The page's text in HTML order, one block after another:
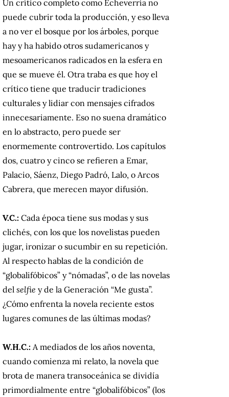
Un crítico completo como Echeverría no
puede cubrir toda la producción, y eso lleva
a no ver el bosque por los árboles, porque
hay y ha habido otros sudamericanos y
mesoamericanos radicados en la esfera en
que se mueve él. Otra traba es que hoy el
crítico tiene que traducir tradiciones
culturales y lidiar con mensajes cifrados
innecesariamente. Eso no suena dramático
en lo abstracto, pero puede ser
enormemente controvertido. Los capítulos
dos, cuatro y cinco se refieren a Emar,
Palacio, Sáenz, Diego Padró, Lalo, o Arcos
Cabrera, que merecen mayor difusión.
V.C.: Cada época tiene sus modas y sus
clichés, con los que los novelistas pueden
jugar, ironizar o sucumbir en su repetición.
Al respecto hablas de la condición de
“globalifóbicos” y “nómadas”, o de las novelas
del selfie y de la Generación “Me gusta”.
¿Cómo enfrenta la novela reciente estos
lugares comunes de las últimas modas?
W.H.C.: A mediados de los años noventa,
cuando comienza mi relato, la novela que
brota de manera transoceánica se dividía
primordialmente entre “globalifóbicos” (los